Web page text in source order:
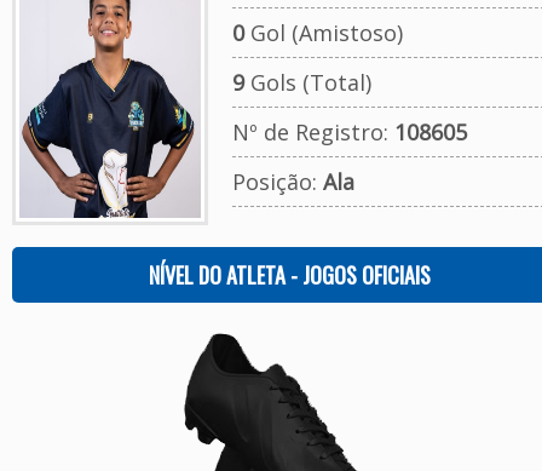
0Gol (Amistoso)
9Gols (Total)
Nº de Registro: 108605
Posição: Ala
NÍVEL DO ATLETA - JOGOS OFICIAIS